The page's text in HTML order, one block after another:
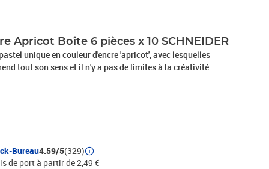
Apricot Boîte 6 pièces x 10 SCHNEIDER
unique en couleur d'encre 'apricot', avec lesquelles
tout son sens et il n'y a pas de limites à la créativité.
et à la plupart des stylos à plume et rollers à
Bureau4.59/5(329)
de port à partir de 2,49 €